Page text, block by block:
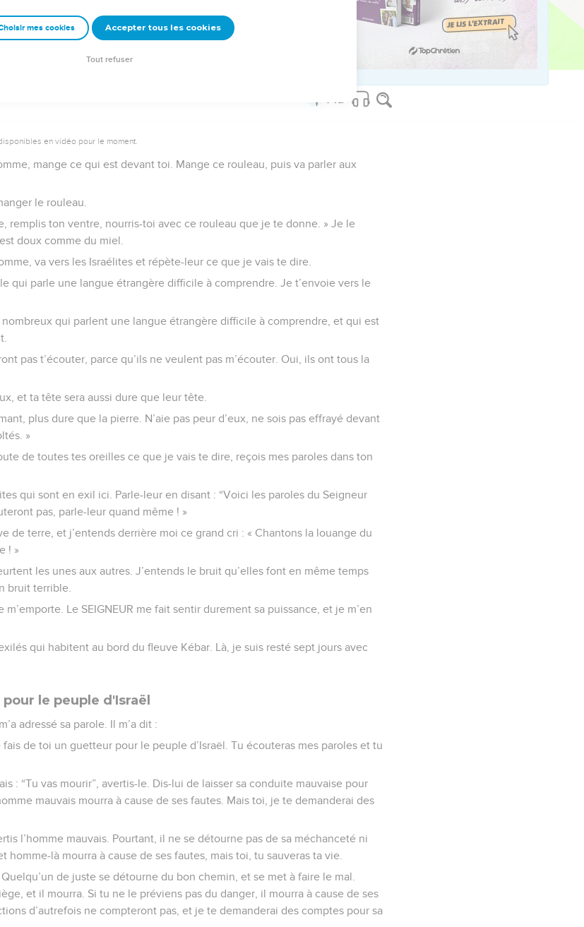
avec autorisation. Pour vous procurer une Bible imprimée, rendez-vous sur www.editionsbiblio.fr
en vidéo pour le moment.
mange ce qui est devant toi. Mange ce rouleau, puis va parler aux
le rouleau.
remplis ton ventre, nourris-toi avec ce rouleau que je te donne. » Je le
doux comme du miel.
va vers les Israélites et répète-leur ce que je vais te dire.
qui parle une langue étrangère difficile à comprendre. Je t’envoie vers le
nombreux qui parlent une langue étrangère difficile à comprendre, et qui est
pas t’écouter, parce qu’ils ne veulent pas m’écouter. Oui, ils ont tous la
et ta tête sera aussi dure que leur tête.
plus dure que la pierre. N’aie pas peur d’eux, ne sois pas effrayé devant
»
de toutes tes oreilles ce que je vais te dire, reçois mes paroles dans ton
qui sont en exil ici. Parle-leur en disant : “Voici les paroles du Seigneur
pas, parle-leur quand même ! »
de terre, et j’entends derrière moi ce grand cri : « Chantons la louange du
! »
les unes aux autres. J’entends le bruit qu’elles font en même temps
bruit terrible.
m’emporte. Le SEIGNEUR me fait sentir durement sa puissance, et je m’en
qui habitent au bord du fleuve Kébar. Là, je suis resté sept jours avec
le peuple d'Israël
adressé sa parole. Il m’a dit :
fais de toi un guetteur pour le peuple d’Israël. Tu écouteras mes paroles et tu
: “Tu vas mourir”, avertis-le. Dis-lui de laisser sa conduite mauvaise pour
mauvais mourra à cause de ses fautes. Mais toi, je te demanderai des
l’homme mauvais. Pourtant, il ne se détourne pas de sa méchanceté ni
homme-là mourra à cause de ses fautes, mais toi, tu sauveras ta vie.
de juste se détourne du bon chemin, et se met à faire le mal.
et il mourra. Si tu ne le préviens pas du danger, il mourra à cause de ses
d’autrefois ne compteront pas, et je te demanderai des comptes pour sa
mes cookies Accepter tous les cookies
Tout refuser